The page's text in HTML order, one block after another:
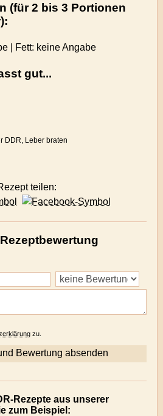
(für 2 bis 3 Portionen
| Fett: keine Angabe
gut...
DDR, Leber braten
teilen:
zu.
Rezepte aus unserer
zum Beispiel: